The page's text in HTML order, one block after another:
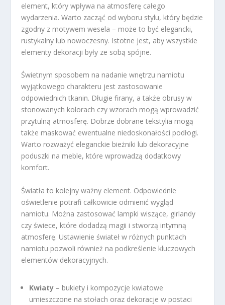
element, który wpływa na atmosferę całego
wydarzenia. Warto zacząć od wyboru stylu, który będzie
zgodny z motywem wesela – może to być elegancki,
rustykalny lub nowoczesny. Istotne jest, aby wszystkie
elementy dekoracji były ze sobą spójne.
Świetnym sposobem na nadanie wnętrzu namiotu
wyjątkowego charakteru jest zastosowanie
odpowiednich tkanin. Długie firany, a także obrusy w
stonowanych kolorach czy wzorach mogą wprowadzić
przytulną atmosferę. Dobrze dobrane tekstylia mogą
także maskować ewentualne niedoskonałości podłogi.
Warto rozważyć eleganckie bieżniki lub dekoracyjne
poduszki na meble, które wprowadzą dodatkowy
komfort.
Światła to kolejny ważny element. Odpowiednie
oświetlenie potrafi całkowicie odmienić wygląd
namiotu. Można zastosować lampki wiszące, girlandy
czy świece, które dodadzą magii i stworzą intymną
atmosferę. Ustawienie świateł w różnych punktach
namiotu pozwoli również na podkreślenie kluczowych
elementów dekoracyjnych.
Kwiaty – bukiety i kompozycje kwiatowe
umieszczone na stołach oraz dekoracje w postaci